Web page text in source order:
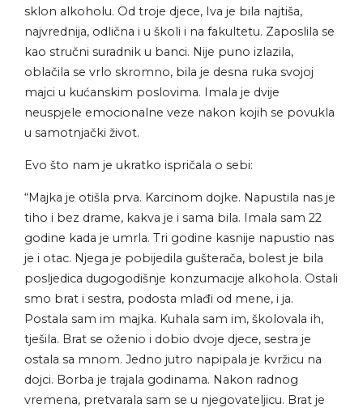
sklon alkoholu. Od troje djece, Iva je bila najtiša,
najvrednija, odlična i u školi i na fakultetu. Zaposlila se
kao stručni suradnik u banci. Nije puno izlazila,
oblačila se vrlo skromno, bila je desna ruka svojoj
majci u kućanskim poslovima. Imala je dvije
neuspjele emocionalne veze nakon kojih se povukla
u samotnjački život.
Evo što nam je ukratko ispričala o sebi:
“Majka je otišla prva. Karcinom dojke. Napustila nas je
tiho i bez drame, kakva je i sama bila. Imala sam 22
godine kada je umrla. Tri godine kasnije napustio nas
je i otac. Njega je pobijedila gušterača, bolest je bila
posljedica dugogodišnje konzumacije alkohola. Ostali
smo brat i sestra, podosta mlađi od mene, i ja.
Postala sam im majka. Kuhala sam im, školovala ih,
tješila. Brat se oženio i dobio dvoje djece, sestra je
ostala sa mnom. Jedno jutro napipala je kvržicu na
dojci. Borba je trajala godinama. Nakon radnog
vremena, pretvarala sam se u njegovateljicu. Brat je